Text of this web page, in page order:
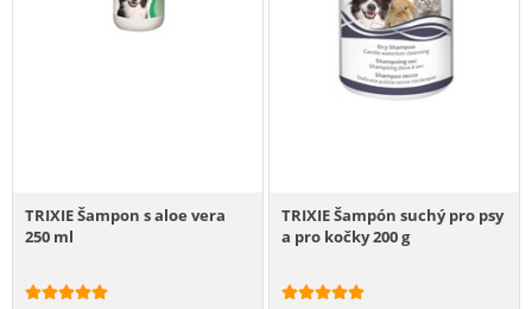
TRIXIE Šampon s aloe vera
250 ml
TRIXIE Šampón suchý pro psy
a pro kočky 200 g